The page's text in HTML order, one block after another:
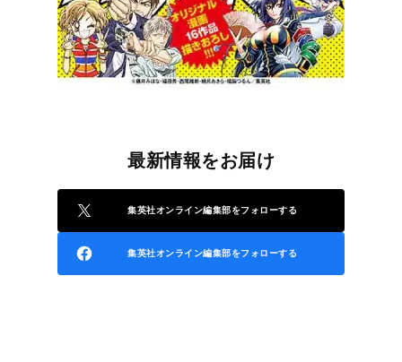
最新情報をお届け
集英社オンライン編集部をフォローする
集英社オンライン編集部をフォローする